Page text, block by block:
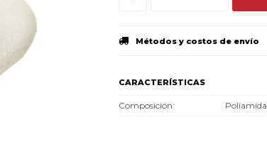
Métodos y costos de envío
CARACTERÍSTICAS
Composición Poliamida